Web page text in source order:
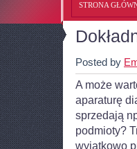
STRONA
Posted by
A może
aparaturę
sprzedają
podmioty?
wyjątkowo